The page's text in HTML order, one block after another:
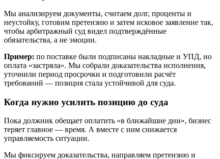
Мы анализируем документы, считаем долг, проценты и
неустойку, готовим претензию и затем исковое заявление так,
чтобы арбитражный суд видел подтверждённые
обязательства, а не эмоции.
Пример: по поставке были подписаны накладные и УПД, но
оплата «застряла». Мы собрали доказательства исполнения,
уточнили период просрочки и подготовили расчёт
требований — позиция стала устойчивой для суда.
Когда нужно усилить позицию до суда
Пока должник обещает оплатить «в ближайшие дни», бизнес
теряет главное — время. А вместе с ним снижается
управляемость ситуации.
Мы фиксируем доказательства, направляем претензию и